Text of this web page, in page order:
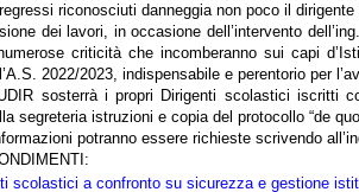
riconosciuti danneggia non poco il dirigente
dei lavori, in occasione dell’intervento
criticità che incomberanno sui capi
2022/2023, indispensabile e perentorio per
sosterrà i propri Dirigenti scolastici iscritti
segreteria istruzioni e copia del protocollo “de
potranno essere richieste scrivendo
scolastici a confronto su sicurezza e gestione